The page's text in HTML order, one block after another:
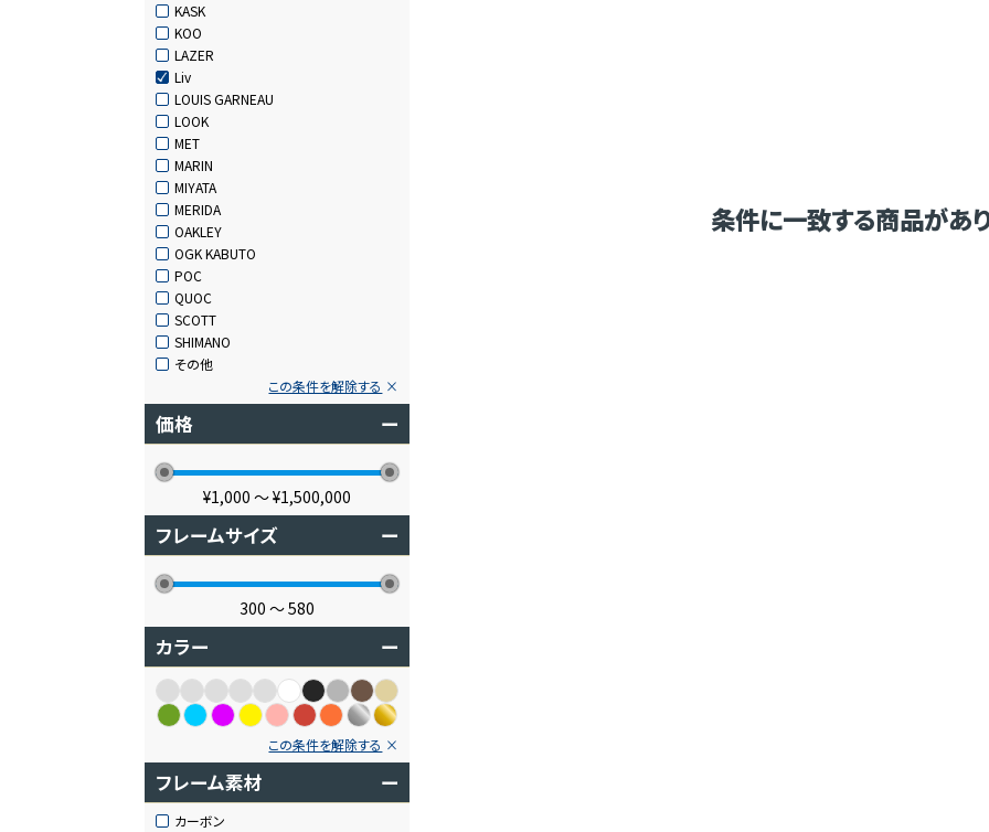
KASK
KOO
LAZER
Liv
LOUIS GARNEAU
LOOK
MET
MARIN
MIYATA
MERIDA
OAKLEY
OGK KABUTO
POC
QUOC
SCOTT
SHIMANO
その他
この条件を解除する
価格 ー
¥1,000 〜¥1,500,000
フレームサイズ ー
300 〜580
カラー ー
この条件を解除する
フレーム素材 ー
カーボン
条件に一致する商品があ